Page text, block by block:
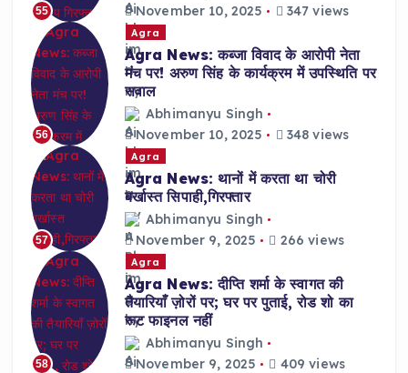
55
November 10, 2025
347 views
56
Agra
Agra News: कब्जा विवाद के आरोपी नेता
मंच पर! अरुण सिंह के कार्यक्रम में उपस्थिति पर
सवाल
Abhimanyu Singh
November 10, 2025
348 views
57
Agra
Agra News: थानों में करता था चोरी
बर्खास्त सिपाही,गिरफ्तार
Abhimanyu Singh
November 9, 2025
266 views
58
Agra
Agra News: दीप्ति शर्मा के स्वागत की
तैयारियाँ ज़ोरों पर; घर पर पुताई, रोड शो का
रूट फाइनल नहीं
Abhimanyu Singh
November 9, 2025
409 views